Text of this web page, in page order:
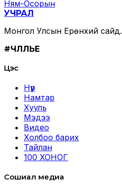
Ням-Осорын
УЧРАЛ
Монгол Улсын Ерөнхий сайд.
#ЧӨЛӨӨЛЬЕ
Цэс
Нүүр
Намтар
Хууль
Мэдээ
Видео
Холбоо барих
Тайлан
100 ХОНОГ
Сошиал медиа